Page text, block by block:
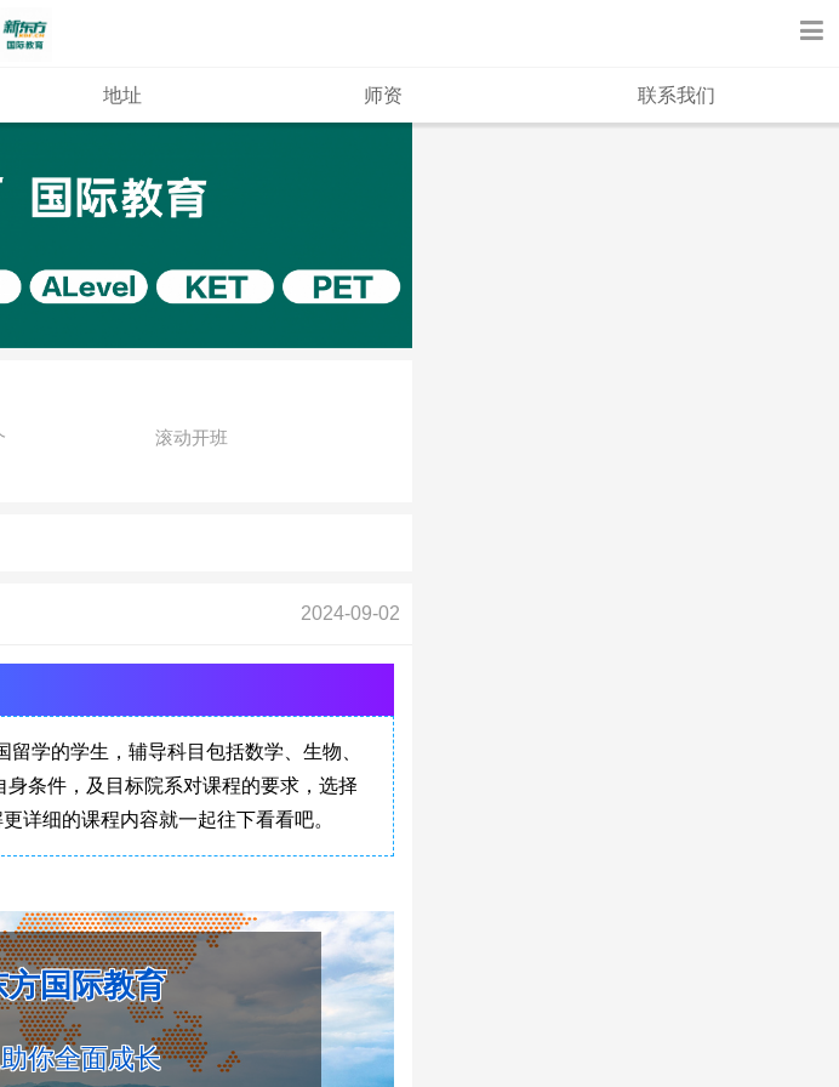
地址 师资 联系我们
滚动开班
2024-09-02
学的学生，辅导科目包括数学、生物、
条件，及目标院系对课程的要求，选择
详细的课程内容就一起往下看看吧。
国际教育
你全面成长